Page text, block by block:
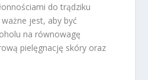
do trądziku
jest, aby być
na równowagę
pielęgnację skóry oraz